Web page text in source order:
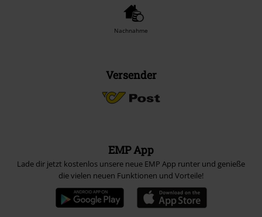
Nachnahme
Versender
EMP App
Lade dir jetzt kostenlos unsere neue EMP App runter und genieße
die vielen neuen Funktionen und Vorteile!